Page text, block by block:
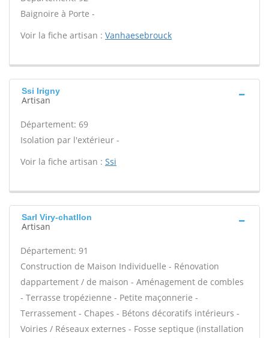
Baignoire à Porte -
Voir la fiche artisan : Vanhaesebrouck
Ssi Irigny
Artisan
Département: 69
Isolation par l'extérieur -
Voir la fiche artisan : Ssi
Sarl Viry-chatllon
Artisan
Département: 91
Construction de Maison Individuelle - Rénovation
dappartement / de maison - Aménagement de combles
- Terrasse tropézienne - Petite maçonnerie -
Terrassement - Chapes - Bétons décoratifs intérieurs -
Voiries / Réseaux externes - Fosse septique (installation